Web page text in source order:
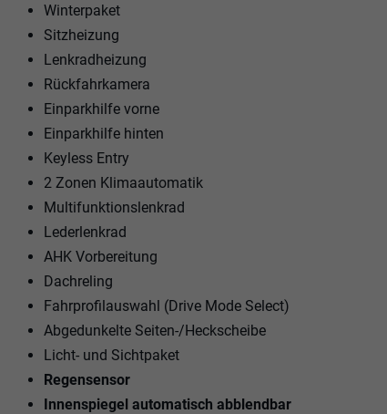
Winterpaket
Sitzheizung
Lenkradheizung
Rückfahrkamera
Einparkhilfe vorne
Einparkhilfe hinten
Keyless Entry
2 Zonen Klimaautomatik
Multifunktionslenkrad
Lederlenkrad
AHK Vorbereitung
Dachreling
Fahrprofilauswahl (Drive Mode Select)
Abgedunkelte Seiten-/Heckscheibe
Licht- und Sichtpaket
Regensensor
Innenspiegel automatisch abblendbar